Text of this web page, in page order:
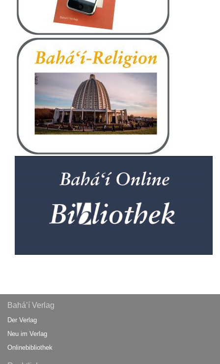
Bahá’í Verlag
Der Verlag
Neu im Verlag
Onlinebibliothek